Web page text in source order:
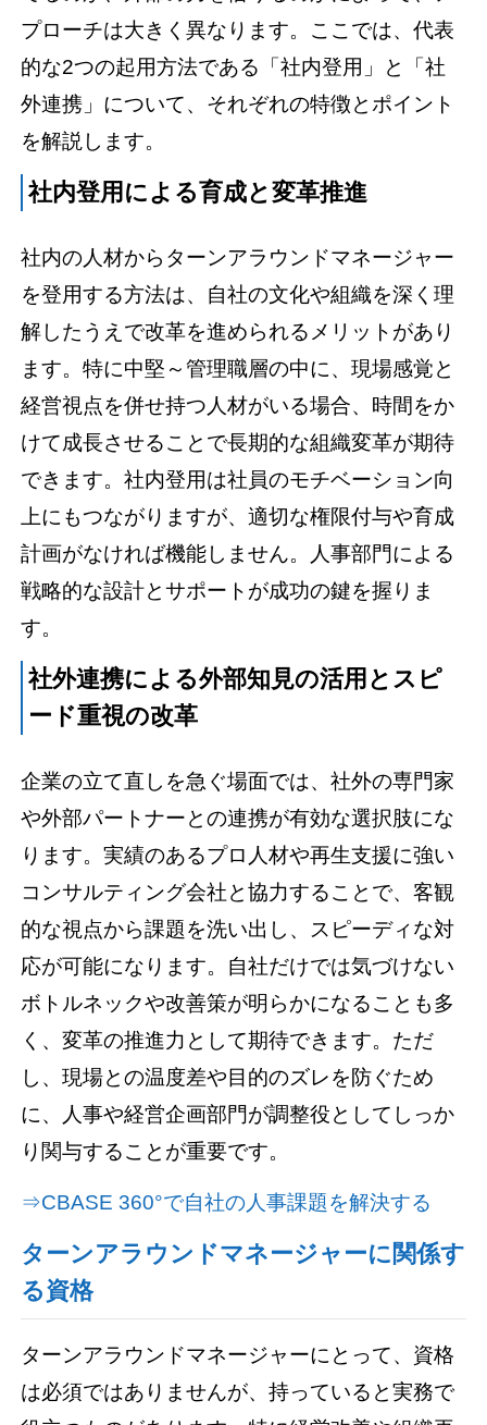
プローチは大きく異なります。ここでは、代表
的な2つの起用方法である「社内登用」と「社
外連携」について、それぞれの特徴とポイント
を解説します。
社内登用による育成と変革推進
社内の人材からターンアラウンドマネージャー
を登用する方法は、自社の文化や組織を深く理
解したうえで改革を進められるメリットがあり
ます。特に中堅～管理職層の中に、現場感覚と
経営視点を併せ持つ人材がいる場合、時間をか
けて成長させることで長期的な組織変革が期待
できます。社内登用は社員のモチベーション向
上にもつながりますが、適切な権限付与や育成
計画がなければ機能しません。人事部門による
戦略的な設計とサポートが成功の鍵を握りま
す。
社外連携による外部知見の活用とスピ
ード重視の改革
企業の立て直しを急ぐ場面では、社外の専門家
や外部パートナーとの連携が有効な選択肢にな
ります。実績のあるプロ人材や再生支援に強い
コンサルティング会社と協力することで、客観
的な視点から課題を洗い出し、スピーディな対
応が可能になります。自社だけでは気づけない
ボトルネックや改善策が明らかになることも多
く、変革の推進力として期待できます。ただ
し、現場との温度差や目的のズレを防ぐため
に、人事や経営企画部門が調整役としてしっか
り関与することが重要です。
⇒CBASE 360°で自社の人事課題を解決する
ターンアラウンドマネージャーに関係す
る資格
ターンアラウンドマネージャーにとって、資格
は必須ではありませんが、持っていると実務で